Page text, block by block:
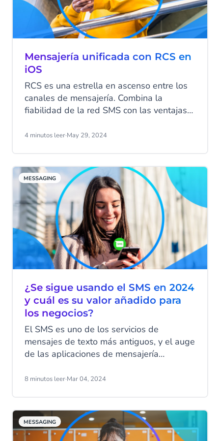
Mensajería unificada con RCS en
iOS
RCS es una estrella en ascenso entre los
canales de mensajería. Combina la
fiabilidad de la red SMS con las ventajas
otras funciones de mensajería modernas.
comunicación en Android. Descubre sus
beneficios.
4 minutos leer·May 29, 2024
MESSAGING
¿Se sigue usando el SMS en 2024
y cuál es su valor añadido para
los negocios?
El SMS es uno de los servicios de
mensajes de texto más antiguos, y el auge
de las aplicaciones de mensajería
tráfico de SMS. A diferencia de las nuevas
mensajes de texto simples, sin florituras y
con un límite de 160 caracteres. A pesar
8 minutos leer·Mar 04, 2024
MESSAGING